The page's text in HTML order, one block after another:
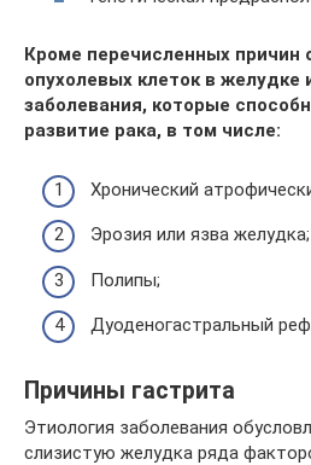
Кроме перечисленных причин
опухолевых клеток в
заболевания, которые
развитие рака, в том числе:
Хронический
Эрозия или язва желудка;
Полипы;
Дуоденогастральный
Причины гастрита
Этиология заболевания
слизистую желудка ряда